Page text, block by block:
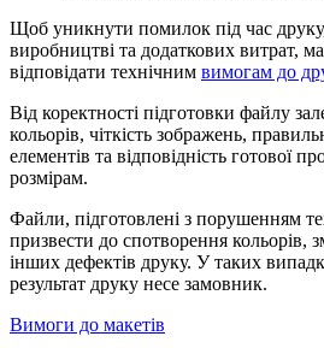
Щоб уникнути помилок під час
виробництві та додаткових витрат,
відповідати технічним вимогам до
Від коректності підготовки файлу
кольорів, чіткість зображень,
елементів та відповідність готової
розмірам.
Файли, підготовлені з порушенням
призвести до спотворення кольорів,
інших дефектів друку. У таких
результат друку несе замовник.
Вимоги до макетів